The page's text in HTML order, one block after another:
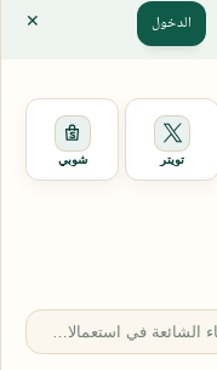
الدخول
تويتر شوبي